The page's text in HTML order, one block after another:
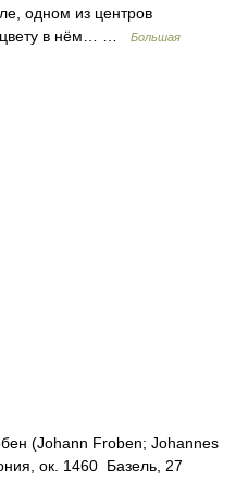
одном из центров
в нём… …
Большая
(Johann Froben; Johannes
ок. 1460 Базель, 27